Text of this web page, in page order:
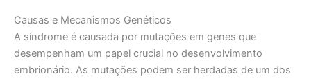
Causas e Mecanismos Genéticos
A síndrome é causada por mutações em genes que
desempenham um papel crucial no desenvolvimento
embrionário. As mutações podem ser herdadas de um dos